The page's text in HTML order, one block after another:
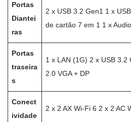
Portas
Diantei
ras
2 x USB 3.2 Gen1 1 x
de cartão 7 em 1 1 x
Portas
traseira
s
1 x LAN (1G) 2 x USB 3.2
2.0 VGA + DP
Conect
ividade
2 x 2 AX Wi-Fi 6 2 x 2 AC